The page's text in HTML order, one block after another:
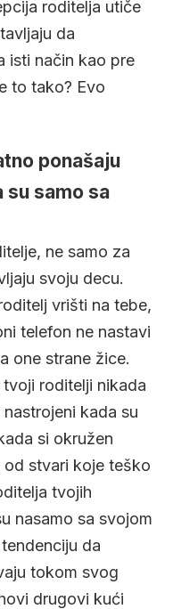
roditelja utiče
da
isti način kao pre
to tako? Evo
ponašaju
su samo sa
ne samo za
svoju decu.
vrišti na tebe,
telefon ne nastavi
one strane žice.
roditelji nikada
kada su
si okružen
od stvari koje teško
tvojih
nasamo sa svojom
da
tokom svog
drugovi kući